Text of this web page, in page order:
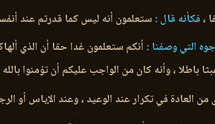
، فكأنه قال :ستعلمون أنه ليس كما قدرتم عند
التي وصفنا : أنكم ستعلمون غدا حقا أن الذي
باطلا ، وأنه كان من الواجب عليكم أن تؤمنوا
من العادة في تكرار عند الوعيد ، وعند الإياس أو